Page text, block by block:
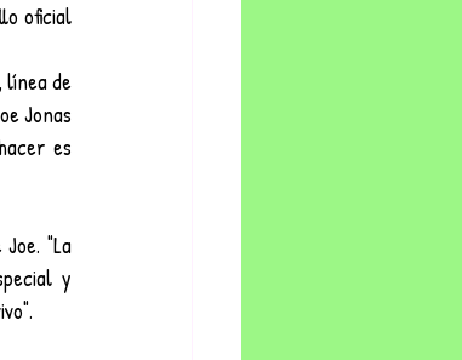
oficial
de
Jonas
es
"La
y